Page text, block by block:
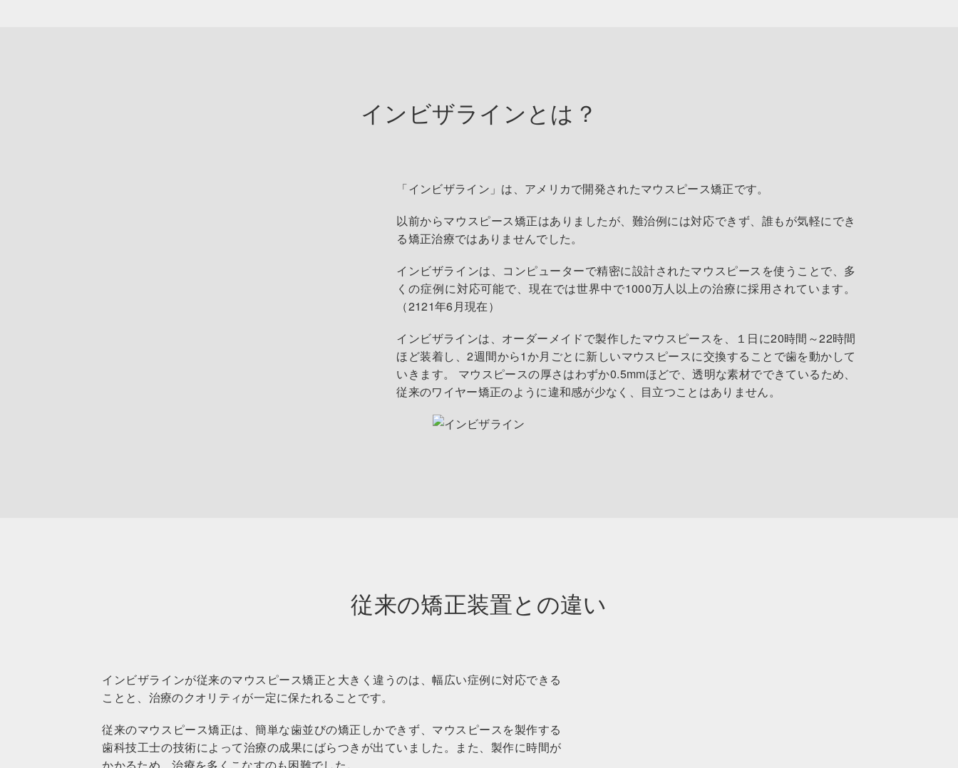
インビザラインとは？
「インビザライン」は、アメリカで開発されたマウスピース矯正です。
以前からマウスピース矯正はありましたが、難治例には対応できず、誰もが気軽にでき
る矯正治療ではありませんでした。
インビザラインは、コンピューターで精密に設計されたマウスピースを使うことで、多
くの症例に対応可能で、現在では世界中で1000万人以上の治療に採用されています。
（2121年6月現在）
インビザラインは、オーダーメイドで製作したマウスピースを、１日に20時間～22時間
ほど装着し、2週間から1か月ごとに新しいマウスピースに交換することで歯を動かして
いきます。 マウスピースの厚さはわずか0.5mmほどで、透明な素材でできているため、
従来のワイヤー矯正のように違和感が少なく、目立つことはありません。
従来の矯正装置との違い
インビザラインが従来のマウスピース矯正と大きく違うのは、幅広い症例に対応できる
ことと、治療のクオリティが一定に保たれることです。
従来のマウスピース矯正は、簡単な歯並びの矯正しかできず、マウスピースを製作する
歯科技工士の技術によって治療の成果にばらつきが出ていました。また、製作に時間が